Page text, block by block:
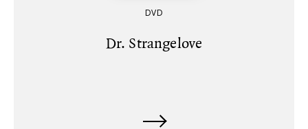
DVD
Dr. Strangelove